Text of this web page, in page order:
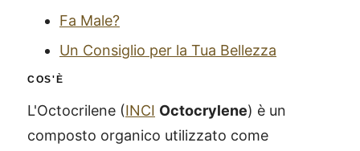
Fa Male?
Un Consiglio per la Tua Bellezza
COS'È
L'Octocrilene (INCI Octocrylene) è un
composto organico utilizzato come